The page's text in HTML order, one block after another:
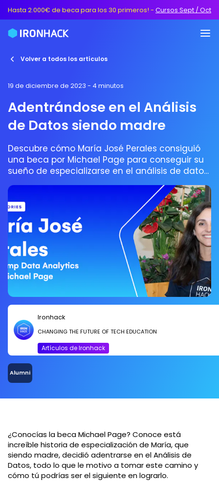
Hasta 2.000€ de beca para los 30 primeros! - Cursos Sept / Oct
Volver a todos los artículos
19 de diciembre de 2023 - 4 minutos
Adentrándose en el Análisis
de Datos siendo madre
Descubre cómo María José Perales consiguió
una beca por Michael Page para conseguir su
sueño de especializarse en el análisis de datos
siendo madre.
Ironhack
CHANGING THE FUTURE OF TECH EDUCATION
Artículos de Ironhack
Alumni
¿Conocías la beca Michael Page? Conoce está
increíble historia de especialización de María, que
siendo madre, decidió adentrarse en el Análisis de
Datos, todo lo que le motivo a tomar este camino y
cómo tú podrías ser el siguiente en lograrlo.